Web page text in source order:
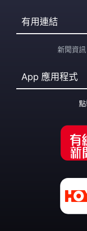
有用連結
新聞資訊
App 應用程式